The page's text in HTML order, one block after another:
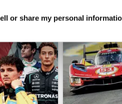
or share my personal